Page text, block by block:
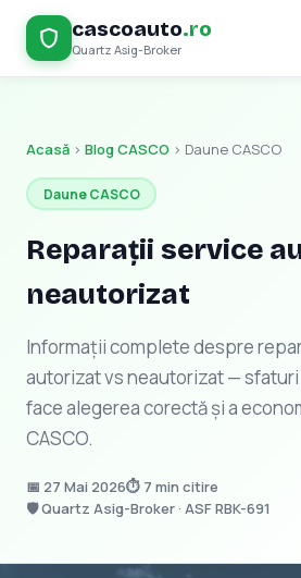
cascoauto.ro
Quartz Asig-Broker
Acasă › Blog CASCO › Daune CASCO
Daune CASCO
Reparații service
neautorizat
Informații complete despre
autorizat vs neautorizat —
face alegerea corectă și a
CASCO.
📅 27 Mai 2026⏱ 7 min citire
🛡 Quartz Asig-Broker · ASF RBK-691